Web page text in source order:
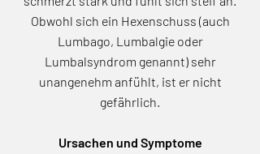
Obwohl sich ein Hexenschuss (auch
Lumbago, Lumbalgie oder
Lumbalsyndrom genannt) sehr
unangenehm anfühlt, ist er nicht
gefährlich.
Ursachen und Symptome